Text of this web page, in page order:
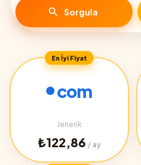
Sorgula
En İyi Fiyat
com
Jenerik
₺122,86 / ay